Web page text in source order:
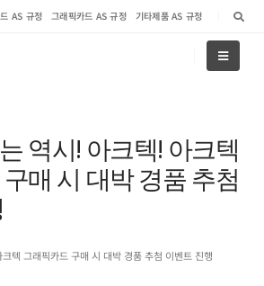
AS 규정 그래픽카드 AS 규정 기타제품 AS 규정
역시! 아크텍! 아크텍
매 시 대박 경품 추첨
텍 그래픽카드 구매 시 대박 경품 추첨 이벤트 진행